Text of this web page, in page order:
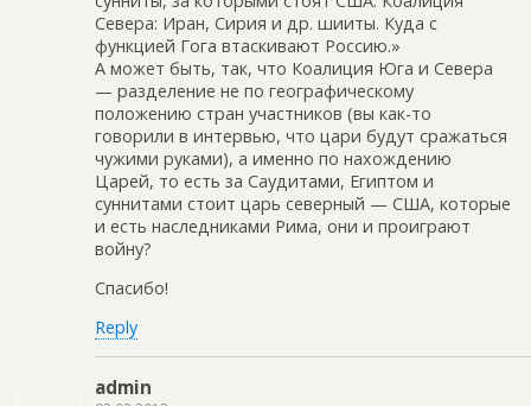
Севера: Иран, Сирия и др. шииты. Куда с
функцией Гога втаскивают Россию.»
А может быть, так, что Коалиция Юга и Севера
— разделение не по географическому
положению стран участников (вы как-то
говорили в интервью, что цари будут сражаться
чужими руками), а именно по нахождению
Царей, то есть за Саудитами, Египтом и
суннитами стоит царь северный — США, которые
и есть наследниками Рима, они и проиграют
войну?
Спасибо!
Reply
admin